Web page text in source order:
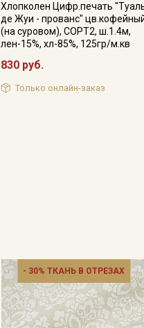
Хлопколен Цифр.печать
де Жуи - прованс"
(на суровом), СОРТ2, ш.1.4м,
лен-15%, хл-85%, 125гр/м.кв
830 руб.
Только онлайн-заказ
- 30% ТКАНЬ В ОТРЕЗАХ